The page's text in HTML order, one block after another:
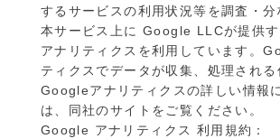
するサービスの利用状況等を調査・分
本サービス上に Google LLCが提供
アナリティクスを利用しています。
ティクスでデータが収集、処理され
Googleアナリティクスの詳しい情報
は、同社のサイトをご覧ください。
Google アナリティクス 利用規約：